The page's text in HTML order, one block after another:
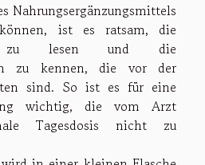
Nahrungsergänzungsmittels
ist es ratsam, die
zu lesen und die
zu kennen, die vor der
sind. So ist es für eine
wichtig, die vom Arzt
Tagesdosis nicht zu